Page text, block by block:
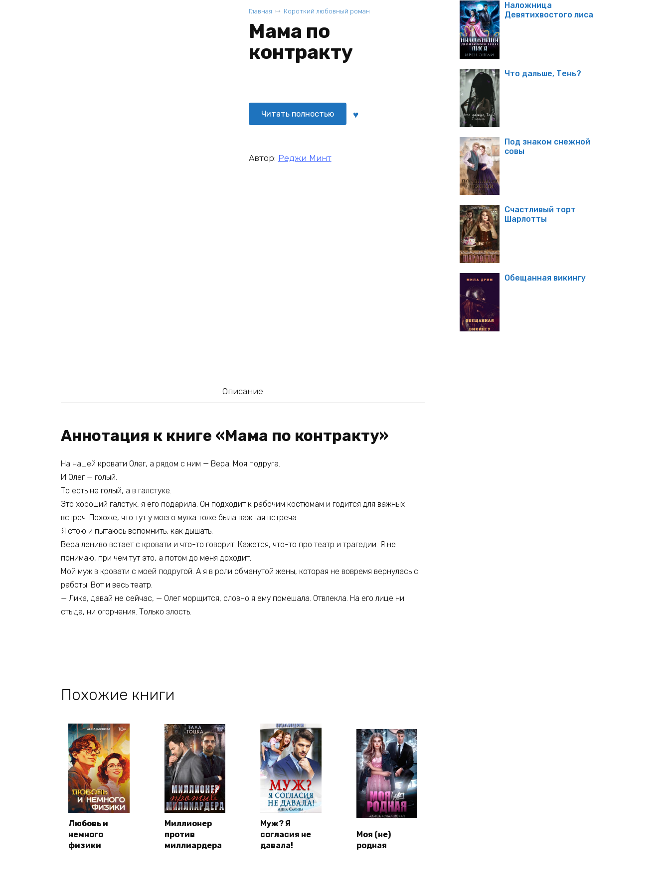
Главная Короткий любовный роман
Мама по
контракту
Читать полностью
Автор: Реджи Минт
Описание
Аннотация к книге «Мама по контракту»
На нашей кровати Олег, а рядом с ним — Вера. Моя подруга.
И Олег — голый.
То есть не голый, а в галстуке.
Это хороший галстук, я его подарила. Он подходит к рабочим костюмам и годится для важных
встреч. Похоже, что тут у моего мужа тоже была важная встреча.
Я стою и пытаюсь вспомнить, как дышать.
Вера лениво встает с кровати и что-то говорит. Кажется, что-то про театр и трагедии. Я не
понимаю, при чем тут это, а потом до меня доходит.
Мой муж в кровати с моей подругой. А я в роли обманутой жены, которая не вовремя вернулась с
работы. Вот и весь театр.
— Лика, давай не сейчас, — Олег морщится, словно я ему помешала. Отвлекла. На его лице ни
стыда, ни огорчения. Только злость.
Похожие книги
Любовь и
немного
физики
Миллионер
против
миллиардера
Муж? Я
согласия не
давала!
Моя (не)
родная
Наложница
Девятихвостого лиса
Что дальше, Тень?
Под знаком снежной
совы
Счастливый торт
Шарлотты
Обещанная викингу